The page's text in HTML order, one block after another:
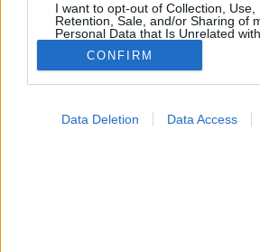
I want to opt-out of Collection, Use,
Retention, Sale, and/or Sharing of
Personal Data that Is Unrelated
Purposes for which it was collected.
Opted Out
CONFIRM
Data Deletion Data Access